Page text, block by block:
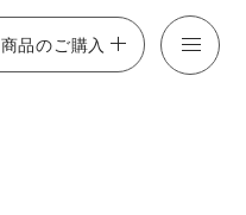
商品のご購入